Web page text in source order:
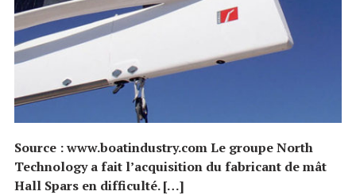
Source : www.boatindustry.com Le groupe North
Technology a fait l’acquisition du fabricant de mât
Hall Spars en difficulté. […]